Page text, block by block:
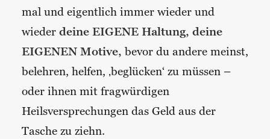
mal und eigentlich immer wieder und
wieder deine EIGENE Haltung, deine
EIGENEN Motive, bevor du andere meinst,
belehren, helfen, ‚beglücken‘ zu müssen –
oder ihnen mit fragwürdigen
Heilsversprechungen das Geld aus der
Tasche zu ziehn.